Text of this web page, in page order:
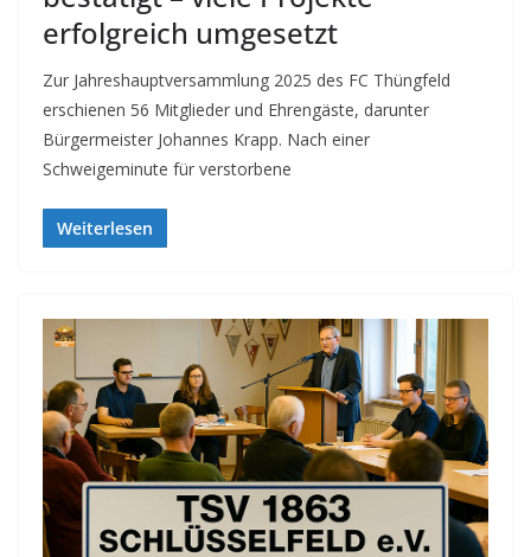
erfolgreich umgesetzt
Zur Jahreshauptversammlung 2025 des FC Thüngfeld
erschienen 56 Mitglieder und Ehrengäste, darunter
Bürgermeister Johannes Krapp. Nach einer
Schweigeminute für verstorbene
Weiterlesen